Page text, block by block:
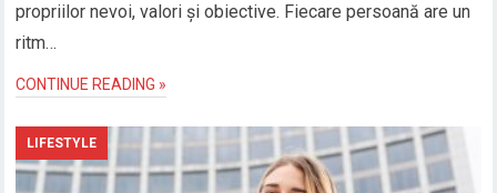
propriilor nevoi, valori și obiective. Fiecare persoană are un
ritm…
CONTINUE READING »
LIFESTYLE